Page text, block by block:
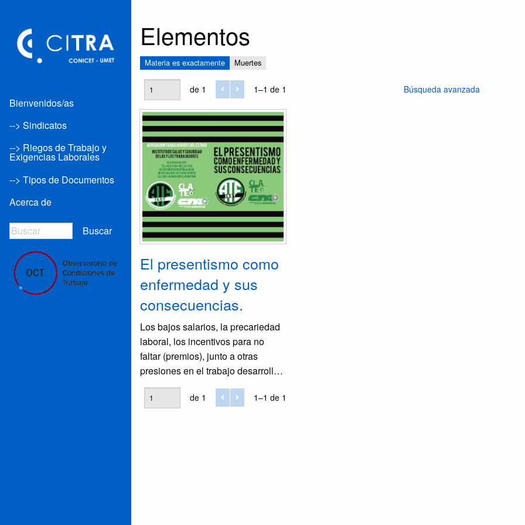
Bienvenidos/as
--> Sindicatos
--> Riegos de Trabajo y
Exigencias Laborales
--> Tipos de Documentos
Acerca de
Buscar
Elementos
Materia es exactamente Muertes
de 1 1–1 de 1 Búsqueda avanzada
El presentismo como
enfermedad y sus
consecuencias.
Los bajos salarios, la precariedad
laboral, los incentivos para no
faltar (premios), junto a otras
presiones en el trabajo desarrollan
dos fenómenos centrales que
afectan a la salud de las y los
de 1 1–1 de 1